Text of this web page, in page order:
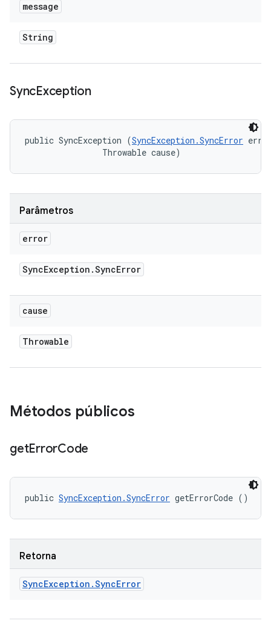
message
String
SyncException
public SyncException (SyncException.SyncError
                Throwable cause)
Parâmetros
error
SyncException .SyncError
cause
Throwable
Métodos públicos
getErrorCode
public SyncException.SyncError getErrorCode ()
Retorna
SyncException .SyncError